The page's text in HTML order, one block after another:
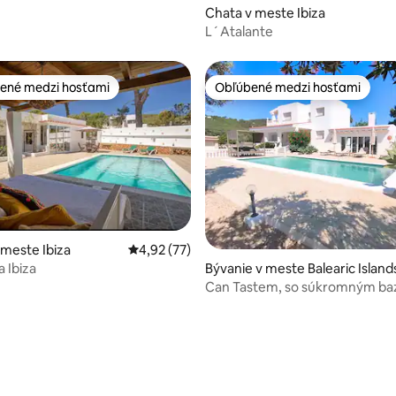
Chata v meste Ibiza
L´Atalante
z 5, počet hodnotení: 164
medzi hosťami
medzi hosťami
Ibiza Priemerné ohodnotenie 4,92 z 5, počet
4,92 (77)
Ibiza
Obľúbené medzi hosťami
Obľúbené medzi hosťami
Bývanie v meste Balearic
Can Tastem, so súkromným